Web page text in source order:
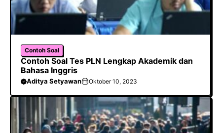
Contoh Soal
Contoh Soal Tes PLN Lengkap Akademik dan
Bahasa Inggris
Aditya Setyawan Oktober 10, 2023